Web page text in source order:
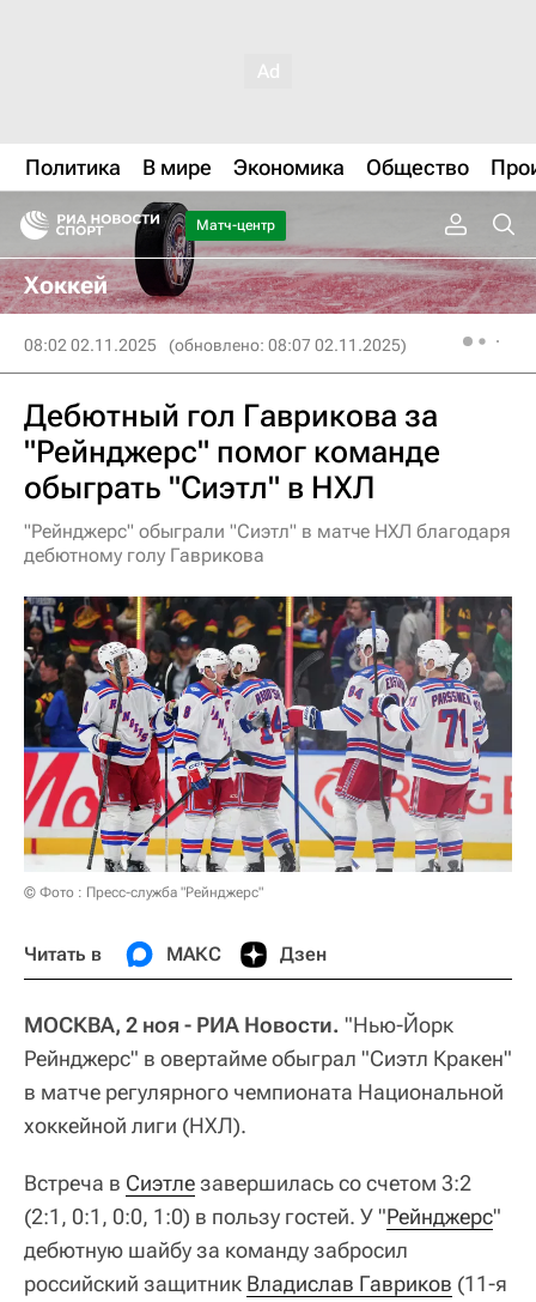
Политика В мире Экономика Общество
Матч-центр
Хоккей
08:02 02.11.2025 (обновлено: 08:07 02.11.2025)
Дебютный гол Гаврикова за
"Рейнджерс" помог команде
обыграть "Сиэтл" в НХЛ
"Рейнджерс" обыграли "Сиэтл" в матче НХЛ благодаря
дебютному голу Гаврикова
© Фото : Пресс-служба "Рейнджерс"
Читать в МАКС Дзен
МОСКВА, 2 ноя - РИА Новости. "Нью-Йорк
Рейнджерс" в овертайме обыграл "Сиэтл Кракен"
в матче регулярного чемпионата Национальной
хоккейной лиги (НХЛ).
Встреча в Сиэтлезавершилась со счетом 3:2
(2:1, 0:1, 0:0, 1:0) в пользу гостей. У "Рейнджерс"
дебютную шайбу за команду забросил
российский защитник Владислав Гавриков (11-я